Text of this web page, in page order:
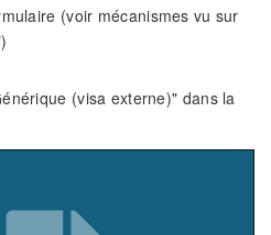
(voir mécanismes vu sur
(visa externe)" dans la